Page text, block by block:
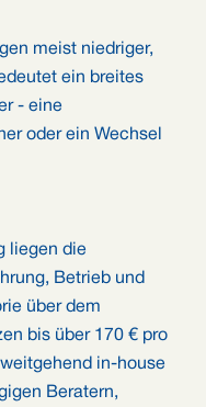
meist niedriger,
ein breites
- eine
oder ein Wechsel
liegen die
Betrieb und
über dem
bis über 170 € pro
in-house
Beratern,